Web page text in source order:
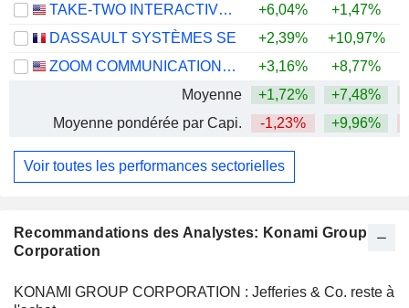
Recommandations des Analystes: Konami Group
Corporation
KONAMI GROUP CORPORATION : Jefferies & Co. reste à
TAKE-TWO INTERACTIVE SOFTWARE, INC.
+6,04% +1,47%
DASSAULT SYSTÈMES SE
+2,39% +10,97%
ZOOM COMMUNICATIONS, INC.
+3,16% +8,77%
Moyenne
+1,72% +7,48%
Moyenne pondérée par Capi.
-1,23% +9,96%
Voir toutes les performances sectorielles